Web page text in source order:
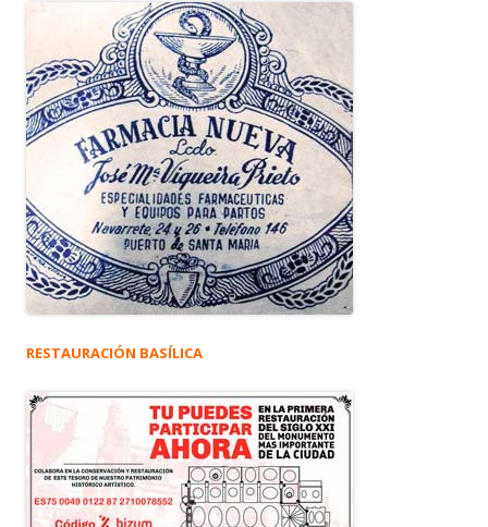
RESTAURACIÓN BASÍLICA